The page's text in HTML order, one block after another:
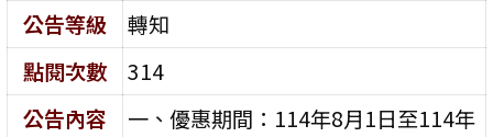
公告等級
轉知
點閱次數
314
公告內容
一、優惠期間：114年8月1日至114年